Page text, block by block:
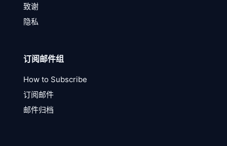
致谢
隐私
订阅邮件组
How to Subscribe
订阅邮件
邮件归档